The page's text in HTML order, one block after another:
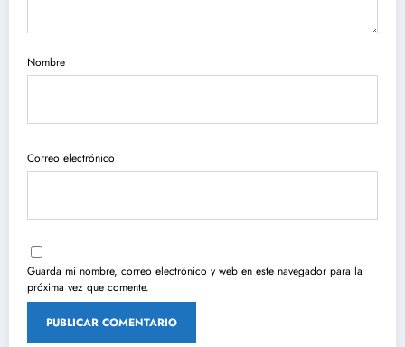
Nombre
Correo electrónico
Guarda mi nombre, correo electrónico y web en este navegador para la
próxima vez que comente.